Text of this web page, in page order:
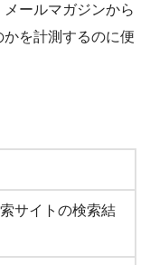
ールマガジンから
を計測するのに便
サイトの検索結